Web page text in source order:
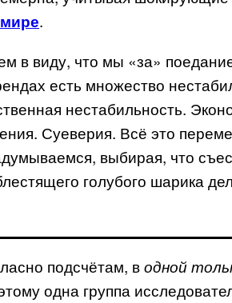
.
в виду, что мы «за»
есть множество
нестабильность.
Суеверия. Всё это
выбирая, что
голубого шарика
подсчётам, водной
одна группа